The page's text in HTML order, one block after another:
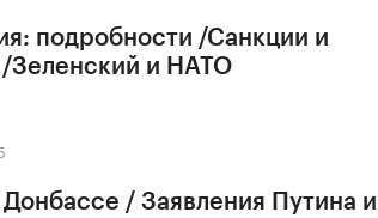
подробности /Санкции и
Зеленский и НАТО
/ Заявления Путина и